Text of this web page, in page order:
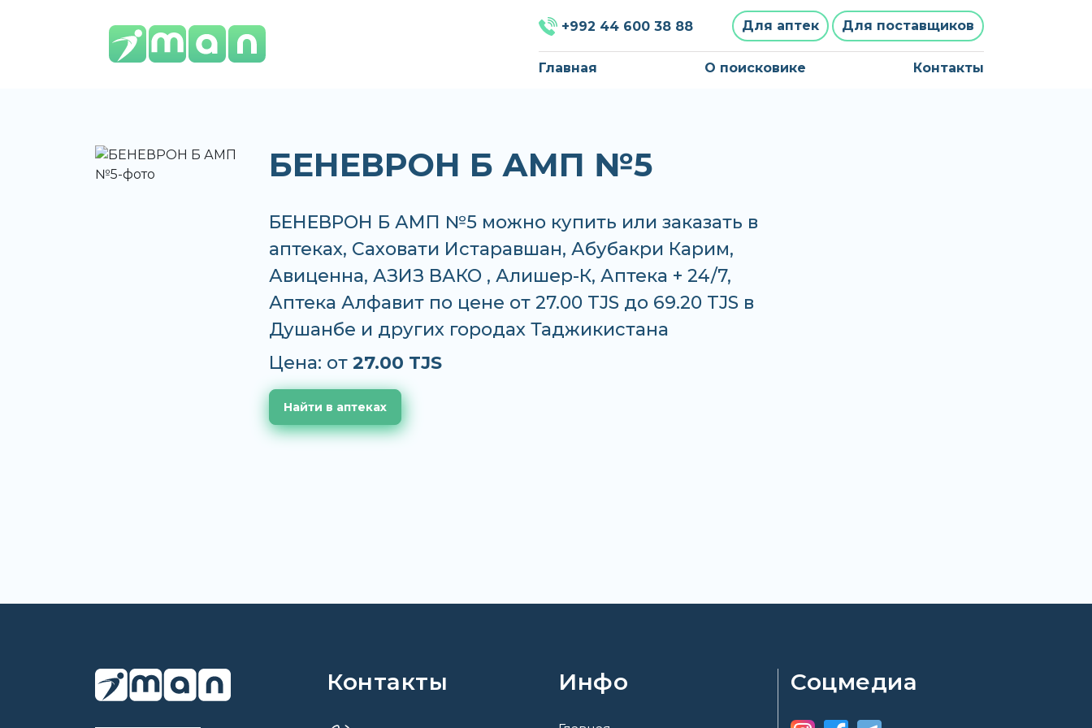
+992 44 600 38 88 Для аптек Для поставщиков
Главная О поисковике Контакты
БЕНЕВРОН Б АМП №5
БЕНЕВРОН Б АМП №5 можно купить или заказать в
аптеках, Саховати Истаравшан, Абубакри Карим,
Авиценна, АЗИЗ ВАКО , Алишер-К, Аптека + 24/7,
Аптека Алфавит по цене от 27.00 TJS до 69.20 TJS в
Душанбе и других городах Таджикистана
Цена: от 27.00 TJS
Найти в аптеках
Контакты Инфо Соцмедиа